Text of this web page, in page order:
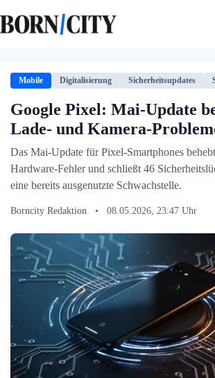
Inhalt
springen
Mobile Digitalisierung Sicherheitsupdates
Google Pixel: Mai-Update
Lade- und Kamera-
Das Mai-Update für Pixel-Smartphones
Hardware-Fehler und schließt 46
eine bereits ausgenutzte Schwachstelle.
Borncity Redaktion • 08.05.2026, 23:47 Uhr